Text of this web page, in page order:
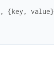
, {key , value}